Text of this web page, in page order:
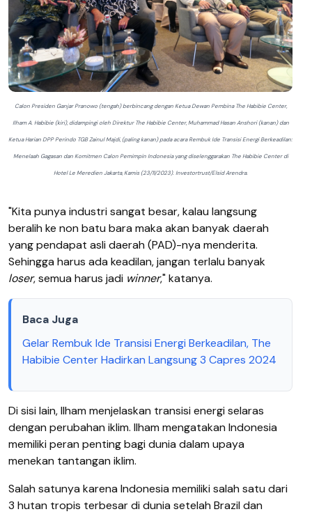
Calon Presiden Ganjar Pranowo (tengah) berbincang dengan Ketua Dewan Pembina The Habibie Center,
Ilham A. Habibie (kiri), didampingi oleh Direktur The Habibie Center, Muhammad Hasan Anshori (kanan) dan
Ketua Harian DPP Perindo TGB Zainul Majdi, (paling kanan) pada acara Rembuk Ide Transisi Energi Berkeadilan:
Menelaah Gagasan dan Komitmen Calon Pemimpin Indonesia yang diselenggarakan The Habibie Center di
Hotel Le Meredien Jakarta, Kamis (23/11/2023). Investortrust/Elsid Arendra.
"Kita punya industri sangat besar, kalau langsung
beralih ke non batu bara maka akan banyak daerah
yang pendapat asli daerah (PAD)-nya menderita.
Sehingga harus ada keadilan, jangan terlalu banyak
loser, semua harus jadi winner," katanya.
Baca Juga
Gelar Rembuk Ide Transisi Energi Berkeadilan, The
Habibie Center Hadirkan Langsung 3 Capres 2024
Di sisi lain, Ilham menjelaskan transisi energi selaras
dengan perubahan iklim. Ilham mengatakan Indonesia
memiliki peran penting bagi dunia dalam upaya
menekan tantangan iklim.
Salah satunya karena Indonesia memiliki salah satu dari
3 hutan tropis terbesar di dunia setelah Brazil dan